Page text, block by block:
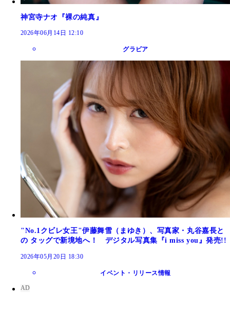
神宮寺ナオ『裸の純真』
2026年06月14日 12:10
グラビア
"No.1クビレ女王"伊藤舞雪（まゆき）、写真家・丸谷嘉長と
の タッグで新境地へ！ デジタル写真集『i miss you』発売!!
2026年05月20日 18:30
イベント・リリース情報